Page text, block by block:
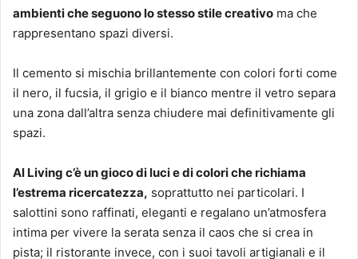
ambienti che seguono lo stesso stile creativo ma che
rappresentano spazi diversi.
Il cemento si mischia brillantemente con colori forti come
il nero, il fucsia, il grigio e il bianco mentre il vetro separa
una zona dall’altra senza chiudere mai definitivamente gli
spazi.
Al Living c’è un gioco di luci e di colori che richiama
l’estrema ricercatezza, soprattutto nei particolari. I
salottini sono raffinati, eleganti e regalano un’atmosfera
intima per vivere la serata senza il caos che si crea in
pista; il ristorante invece, con i suoi tavoli artigianali e il